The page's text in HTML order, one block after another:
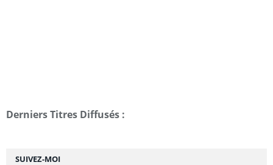
SUIVEZ-MOI
Derniers Titres Diffusés :